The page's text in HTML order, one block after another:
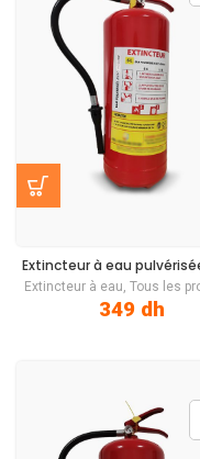
Extincteur à eau
Extincteur à eau Tous les
349 dh